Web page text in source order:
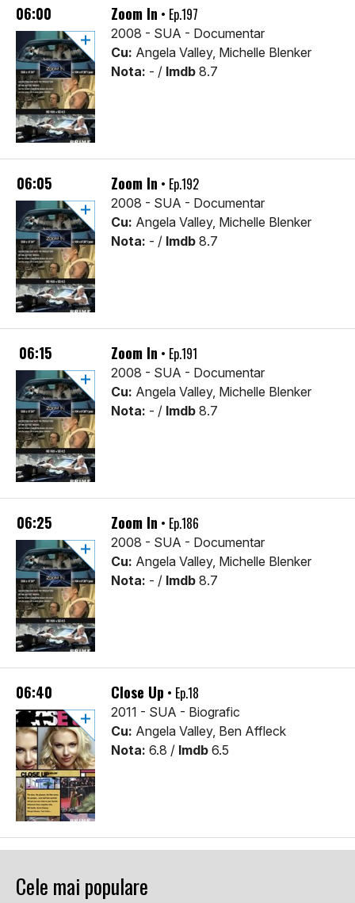
06:00 Zoom In • Ep.197
2008 - SUA - Documentar
Cu: Angela Valley, Michelle Blenker
Nota: - / Imdb 8.7
06:05 Zoom In • Ep.192
2008 - SUA - Documentar
Cu: Angela Valley, Michelle Blenker
Nota: - / Imdb 8.7
06:15 Zoom In • Ep.191
2008 - SUA - Documentar
Cu: Angela Valley, Michelle Blenker
Nota: - / Imdb 8.7
06:25 Zoom In • Ep.186
2008 - SUA - Documentar
Cu: Angela Valley, Michelle Blenker
Nota: - / Imdb 8.7
06:40 Close Up • Ep.18
2011 - SUA - Biografic
Cu: Angela Valley, Ben Affleck
Nota: 6.8 / Imdb 6.5
Cele mai populare